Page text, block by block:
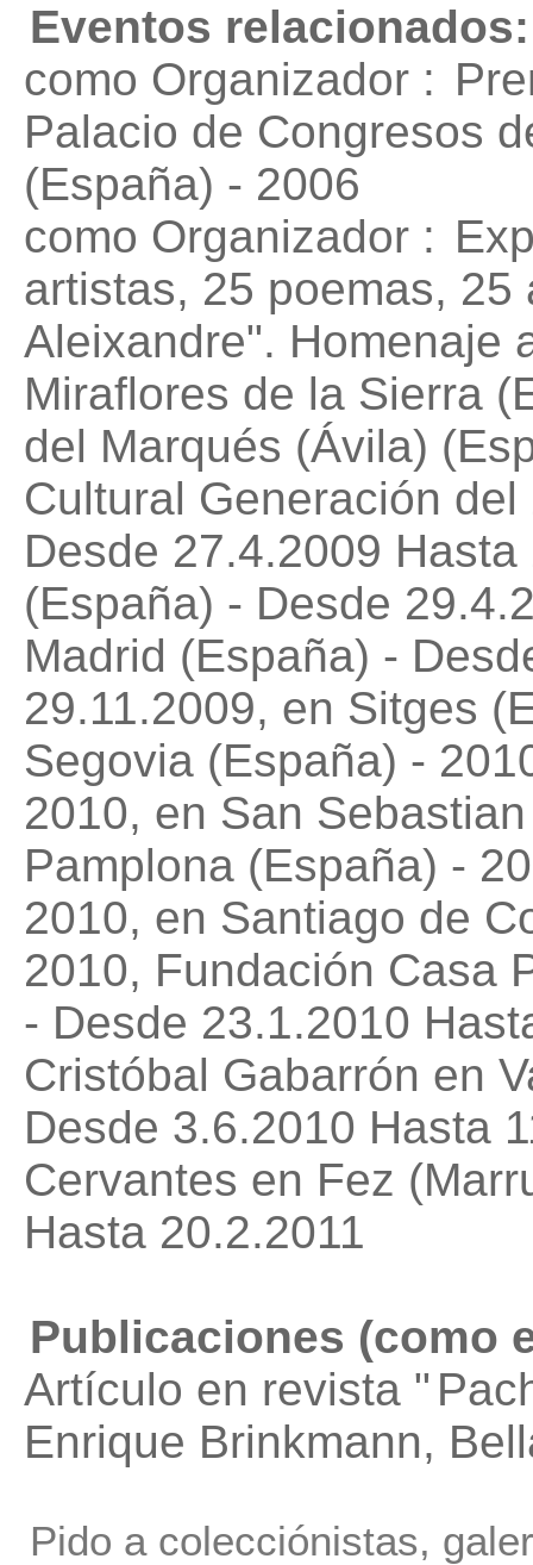
Eventos relacionados:
como Organizador :
Palacio de Congresos
(España) - 2006
como Organizador :
artistas, 25 poemas, 25
Aleixandre". Homenaje
Miraflores de la Sierra
del Marqués (Ávila)
Cultural Generación
Desde 27.4.2009
(España) - Desde
Madrid (España) -
29.11.2009, en Sitges
Segovia (España) -
2010, en San
Pamplona (España) -
2010, en Santiago de
2010, Fundación Casa
- Desde 23.1.2010
Cristóbal Gabarrón en
Desde 3.6.2010 Hasta
Cervantes en Fez
Hasta 20.2.2011
Publicaciones (como
Artículo en revista "
Enrique Brinkmann,
Pido a colecciónistas,